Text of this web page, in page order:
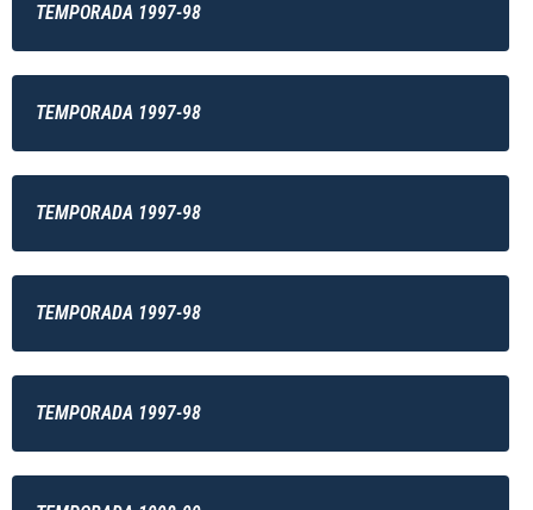
TEMPORADA 1997-98
TEMPORADA 1997-98
TEMPORADA 1997-98
TEMPORADA 1997-98
TEMPORADA 1997-98